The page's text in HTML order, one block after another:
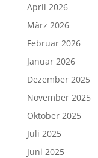
April 2026
März 2026
Februar 2026
Januar 2026
Dezember 2025
November 2025
Oktober 2025
Juli 2025
Juni 2025